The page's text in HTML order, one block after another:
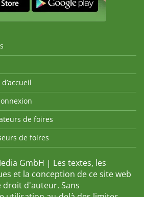
de foires
de foires
GmbH | Les textes, les
et la conception de ce site web
d'auteur. Sans